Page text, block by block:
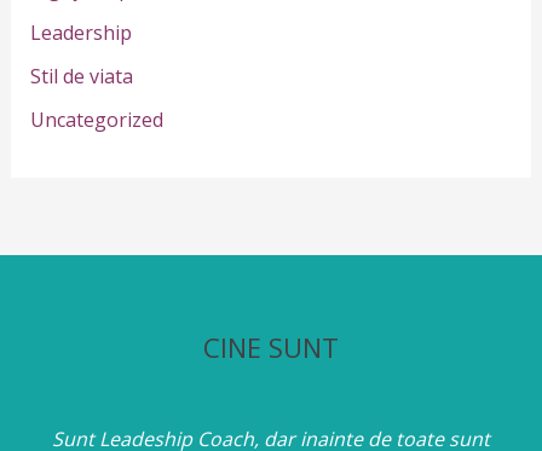
Leadership
Stil de viata
Uncategorized
CINE SUNT
Sunt Leadeship Coach, dar inainte de toate sunt